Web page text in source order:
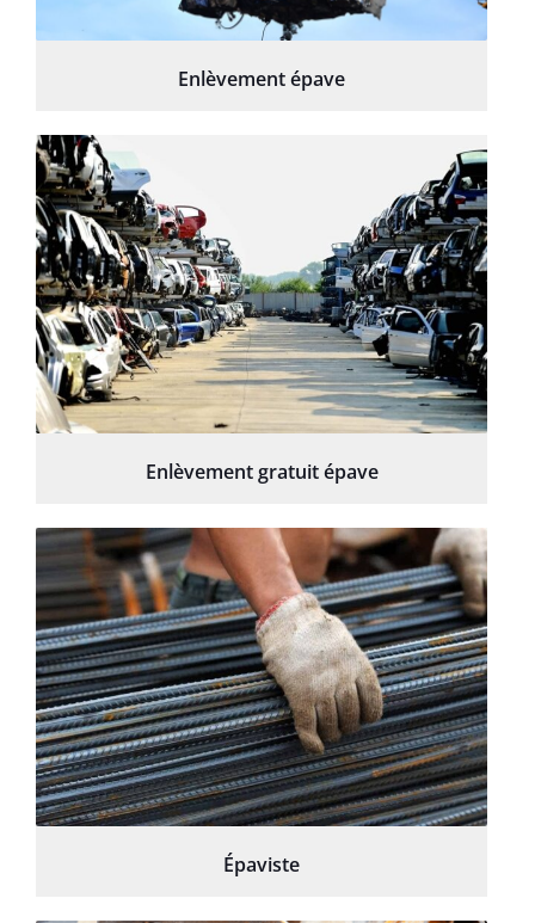
Enlèvement épave
Enlèvement gratuit épave
Épaviste